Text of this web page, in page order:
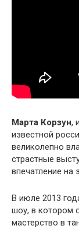
Марта Корзун,
известной
великолепно
страстные
впечатление на
В июле 2013
шоу, в котором
мастерство в